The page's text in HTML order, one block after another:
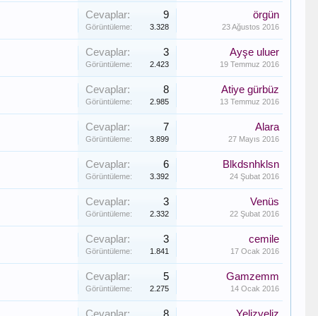
Cevaplar: 9
Görüntüleme: 3.328
örgün
23 Ağustos 2016
Cevaplar: 3
Görüntüleme: 2.423
Ayşe uluer
19 Temmuz 2016
Cevaplar: 8
Görüntüleme: 2.985
Atiye gürbüz
13 Temmuz 2016
Cevaplar: 7
Görüntüleme: 3.899
Alara
27 Mayıs 2016
Cevaplar: 6
Görüntüleme: 3.392
Blkdsnhklsn
24 Şubat 2016
Cevaplar: 3
Görüntüleme: 2.332
Venüs
22 Şubat 2016
Cevaplar: 3
Görüntüleme: 1.841
cemile
17 Ocak 2016
Cevaplar: 5
Görüntüleme: 2.275
Gamzemm
14 Ocak 2016